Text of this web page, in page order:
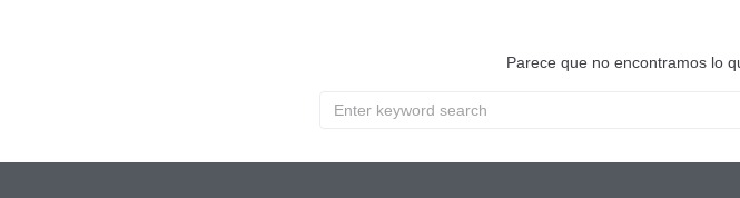
Parece que no encontramos lo